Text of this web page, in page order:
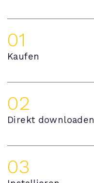
01
Kaufen
02
Direkt downloaden
03